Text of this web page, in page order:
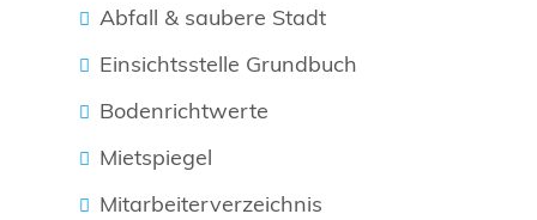
Abfall & saubere Stadt
Einsichtsstelle Grundbuch
Bodenrichtwerte
Mietspiegel
Mitarbeiterverzeichnis